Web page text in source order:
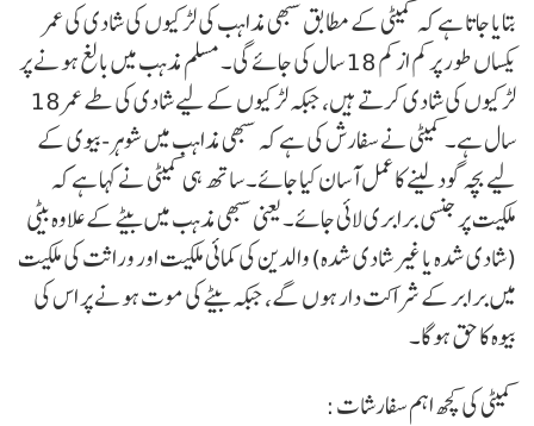
بتایا جاتا ہے کہ کمیٹی کے مطابق سبھی مذاہب کی لڑکیوں کی شادی کی عمر
یکساں طور پر کم از کم 18 سال کی جائے گی۔ مسلم مذہب میں بالغ ہونے پر
لڑکیوں کی شادی کرتے ہیں، جبکہ لڑکیوں کے لیے شادی کی طے عمر 18
سال ہے۔ کمیٹی نے سفارش کی ہے کہ سبھی مذاہب میں شوہر-بیوی کے
لیے بچہ گود لینے کا عمل آسان کیا جائے۔ ساتھ ہی کمیٹی نے کہا ہے کہ
ملکیت پر جنسی برابری لائی جائے۔ یعنی سبھی مذہب میں بیٹے کے علاوہ بیٹی
(شادی شدہ یا غیر شادی شدہ) والدین کی کمائی ملکیت اور وراثت کی ملکیت
میں برابر کے شراکت دار ہوں گے، جبکہ بیٹے کی موت ہونے پر اس کی
بیوہ کا حق ہوگا۔
کمیٹی کی کچھ اہم سفارشات :